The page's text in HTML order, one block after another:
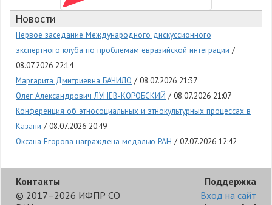
Новости
Первое заседание Международного дискуссионного
экспертного клуба по проблемам евразийской интеграции
08.07.2026 22:14
Маргарита Дмитриевна БАЧИЛО
08.07.2026 21:37
Олег Александрович ЛУНЕВ-КОРОБСКИЙ
08.07.2026 21:07
Конференция об этносоциальных и этнокультурных процессах в
Казани
08.07.2026 20:49
Оксана Егорова награждена медалью РАН
07.07.2026 12:42
Контакты
© 2017–2026 ИФПР СО
Поддержка
Вход на сайт